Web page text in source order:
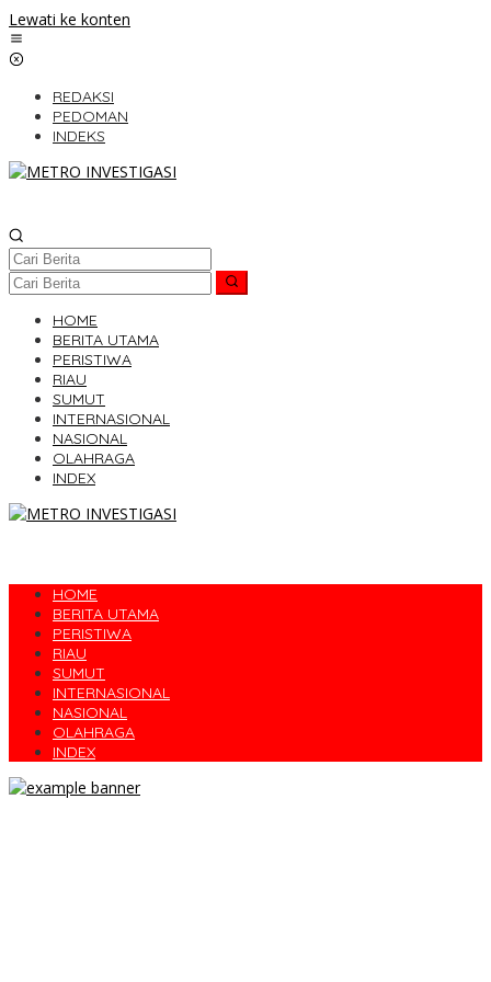
Lewati ke konten
REDAKSI
PEDOMAN
INDEKS
HOME
BERITA UTAMA
PERISTIWA
RIAU
SUMUT
INTERNASIONAL
NASIONAL
OLAHRAGA
INDEX
HOME
BERITA UTAMA
PERISTIWA
RIAU
SUMUT
INTERNASIONAL
NASIONAL
OLAHRAGA
INDEX